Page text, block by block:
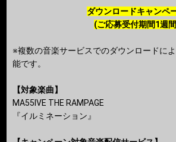
ダウンロードキャンペ
(ご応募受付期間1週
※複数の音楽サービスでのダウンロードに
能です。
【対象楽曲】
MA55IVE THE RAMPAGE
『イルミネーション』